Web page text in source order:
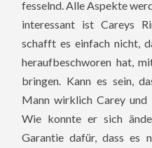
fesselnd. Alle Aspekte
interessant ist Careys
schafft es einfach nicht,
heraufbeschworen hat,
bringen. Kann es sein,
Mann wirklich Carey
Wie konnte er sich
Garantie dafür, dass es